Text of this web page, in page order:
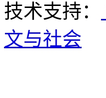
技术支持：
文与社会